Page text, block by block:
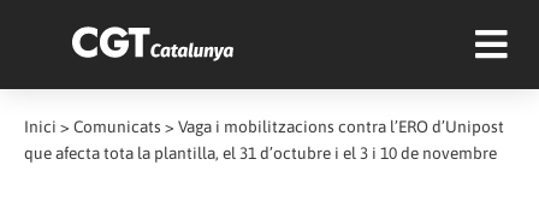
Inici > Comunicats > Vaga i mobilitzacions contra l’ERO d’Unipost
que afecta tota la plantilla, el 31 d’octubre i el 3 i 10 de novembre